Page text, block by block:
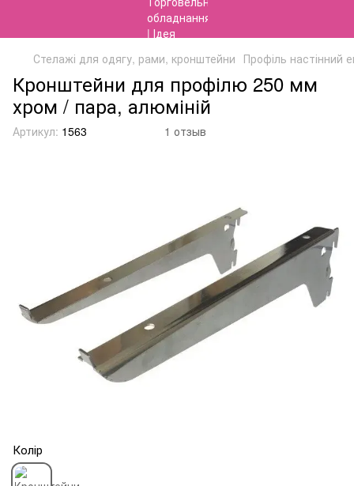
Стелажі для одягу, рами, кронштейни Профіль настінний
Кронштейни для профілю 250 мм
хром / пара, алюміній
Артикул: 1563 1 отзыв
Колір